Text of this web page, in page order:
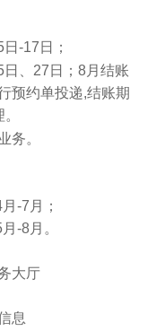
-17日；
、27日；8月结账
预约单投递,结账期
务。
-7月；
-8月。
大厅
息